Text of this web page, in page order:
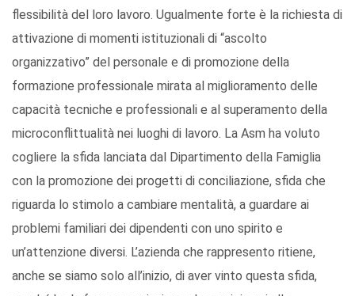
flessibilità del loro lavoro. Ugualmente forte è la richiesta di
attivazione di momenti istituzionali di “ascolto
organizzativo” del personale e di promozione della
formazione professionale mirata al miglioramento delle
capacità tecniche e professionali e al superamento della
microconflittualità nei luoghi di lavoro. La Asm ha voluto
cogliere la sfida lanciata dal Dipartimento della Famiglia
con la promozione dei progetti di conciliazione, sfida che
riguarda lo stimolo a cambiare mentalità, a guardare ai
problemi familiari dei dipendenti con uno spirito e
un’attenzione diversi. L’azienda che rappresento ritiene,
anche se siamo solo all’inizio, di aver vinto questa sfida,